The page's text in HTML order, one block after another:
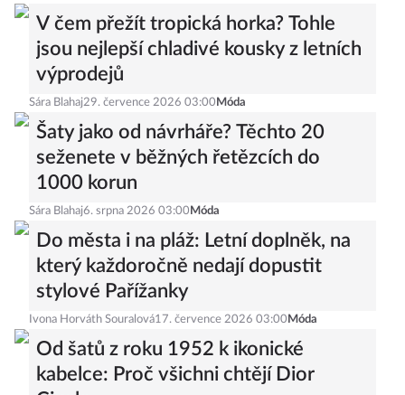
V čem přežít tropická horka? Tohle
jsou nejlepší chladivé kousky z letních
výprodejů
Sára Blahaj29. července 2026 03:00 Móda
Šaty jako od návrháře? Těchto 20
seženete v běžných řetězcích do
1000 korun
Sára Blahaj6. srpna 2026 03:00 Móda
Do města i na pláž: Letní doplněk, na
který každoročně nedají dopustit
stylové Pařížanky
Ivona Horváth Souralová17. července 2026 03:00 Móda
Od šatů z roku 1952 k ikonické
kabelce: Proč všichni chtějí Dior